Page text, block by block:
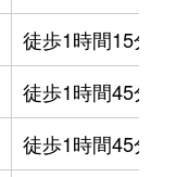
徒歩1時間15分
徒歩1時間45分
徒歩1時間45分